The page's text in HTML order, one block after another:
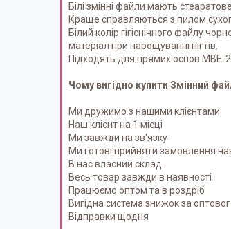
Білі змінні файли мають
Краще справляються з пилом
Білий колір гігієнічного файлу
матеріал при нарощуванні нігтів.
Підходять для прямих основ MBE-
Чому вигідно купити Змінний
Ми дружимо з нашими клієнтами
Наш клієнт на 1 місці
Ми завжди на зв'язку
Ми готові прийняти замовлення
В нас власний склад
Весь товар завжди в наявності
Працюємо оптом та в роздріб
Вигідна система знижок за
Відправки щодня